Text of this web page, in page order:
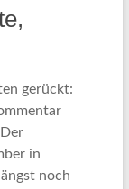
gerückt:
in
noch